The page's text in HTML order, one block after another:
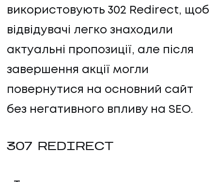
використовують 302 Redirect, щоб
відвідувачі легко знаходили
актуальні пропозиції, але після
завершення акції могли
повернутися на основний сайт
без негативного впливу на SEO.
307 REDIRECT